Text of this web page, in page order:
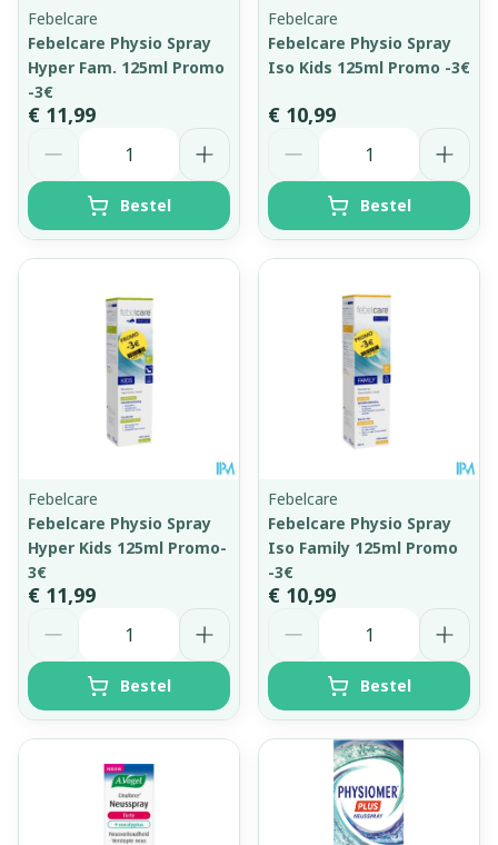
Febelcare
Febelcare Physio Spray
Hyper Fam. 125ml Promo
-3€
€ 11,99
Bestel
Febelcare
Febelcare Physio Spray
Iso Kids 125ml Promo -3€
€ 10,99
Bestel
Febelcare
Febelcare Physio Spray
Hyper Kids 125ml Promo-
3€
€ 11,99
Bestel
Febelcare
Febelcare Physio Spray
Iso Family 125ml Promo
-3€
€ 10,99
Bestel